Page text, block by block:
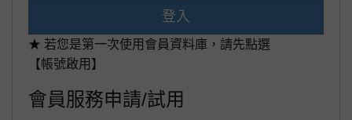
登入
★ 若您是第一次使用會員資料庫，請先點選
【帳號啟用】
會員服務申請/試用